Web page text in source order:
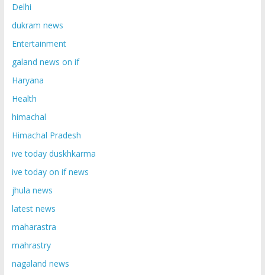
Delhi
dukram news
Entertainment
galand news on if
Haryana
Health
himachal
Himachal Pradesh
ive today duskhkarma
ive today on if news
jhula news
latest news
maharastra
mahrastry
nagaland news